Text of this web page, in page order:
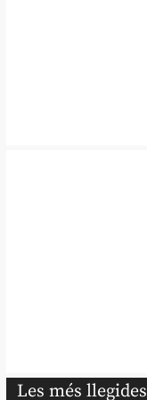
Les més llegides